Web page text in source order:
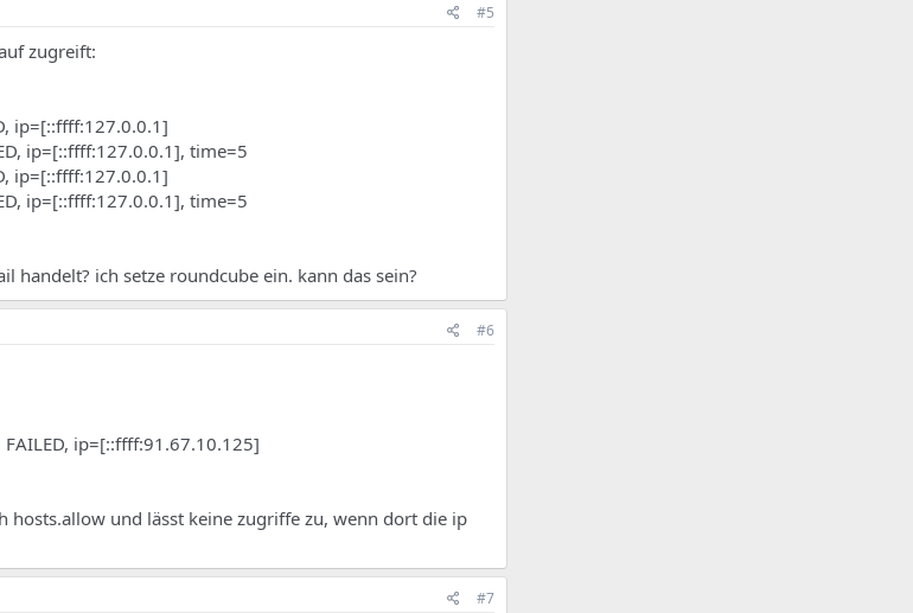
#5
zugreift:
ip=[::ffff:127.0.0.1]
ip=[::ffff:127.0.0.1], time=5
ip=[::ffff:127.0.0.1]
ip=[::ffff:127.0.0.1], time=5
handelt? ich setze roundcube ein. kann das sein?
#6
ip=[::ffff:91.67.10.125]
hosts.allow und lässt keine zugriffe zu, wenn dort die ip
#7